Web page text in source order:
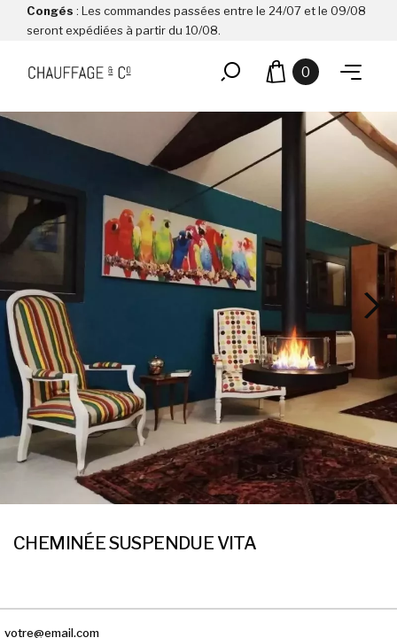
Congés : Les commandes passées entre le 24/07 et le 09/08
seront expédiées à partir du 10/08.
0
CHEMINÉE SUSPENDUE VITA